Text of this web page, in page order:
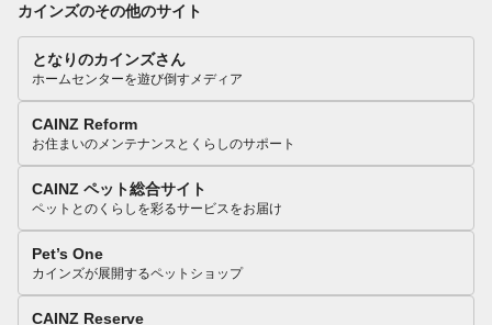
カインズのその他のサイト
となりのカインズさん
ホームセンターを遊び倒すメディア
CAINZ Reform
お住まいのメンテナンスとくらしのサポート
CAINZ ペット総合サイト
ペットとのくらしを彩るサービスをお届け
Pet’s One
カインズが展開するペットショップ
CAINZ Reserve